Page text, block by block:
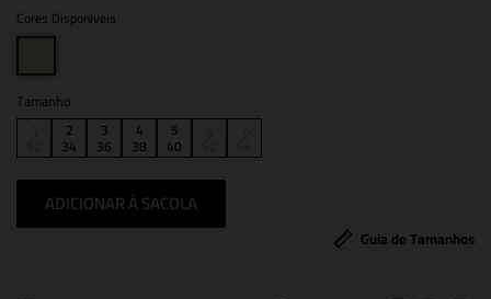
Cores Disponíveis
Tamanho
2
34
3
36
4
38
5
40
ADICIONAR À SACOLA
Guia de Tamanhos